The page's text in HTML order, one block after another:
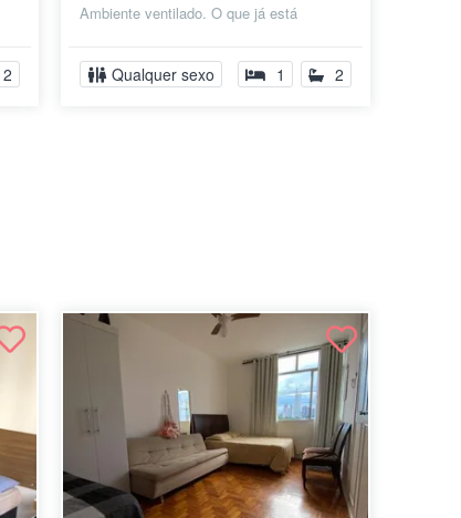
2
Ambiente ventilado. O que já está
Qualquer sexo 1 2